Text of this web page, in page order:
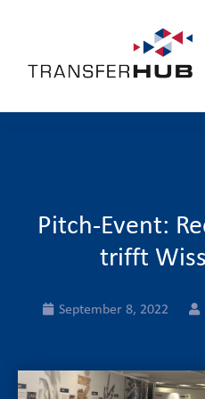
Pitch-Event:
trifft
September 8, 2022